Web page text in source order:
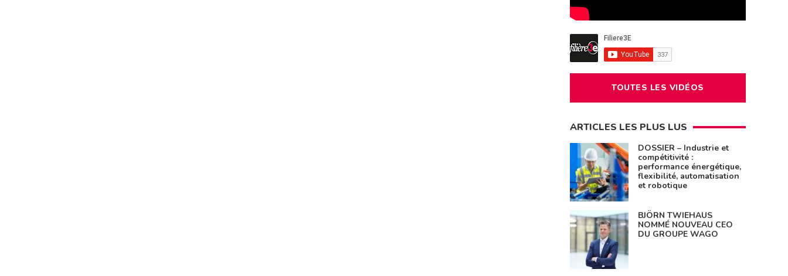
TOUTES LES VIDÉOS
ARTICLES LES PLUS LUS
DOSSIER – Industrie et
compétitivité :
performance énergétique,
flexibilité, automatisation
et robotique
BJÖRN TWIEHAUS
NOMMÉ NOUVEAU CEO
DU GROUPE WAGO